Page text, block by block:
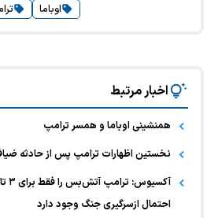
اوباما
اخبار مرتبط
همنشینی اوباما و همسر ترامپ
نخستین اظهارات ترامپ پس از حادثه
احتمال ازسرگیری جنگ وجود دارد